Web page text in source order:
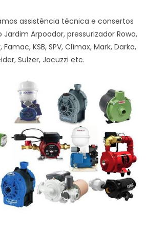
assistência técnica e consertos
Arpoador, pressurizador Rowa,
KSB, SPV, Clímax, Mark, Darka,
Sulzer, Jacuzzi etc.